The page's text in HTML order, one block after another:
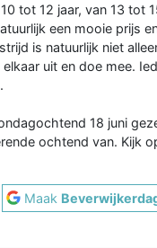
tot 12 jaar, van 13 tot
een mooie prijs
is natuurlijk niet
uit en doe mee.
18 juni
ochtend van. Kijk
Maak